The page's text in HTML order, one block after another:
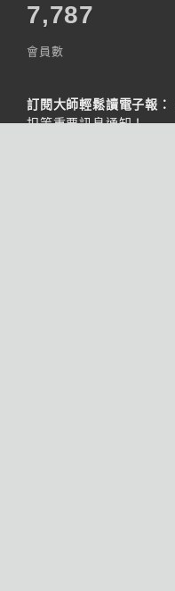
7,787
會員數
訂閱大師輕鬆讀電子報：
扣等重要訊息通知！